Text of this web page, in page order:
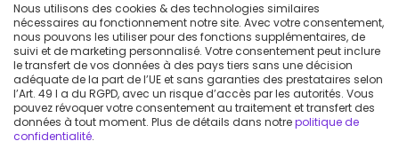
Nous utilisons des cookies & des technologies similaires
nécessaires au fonctionnement notre site. Avec votre consentement,
nous pouvons les utiliser pour des fonctions supplémentaires, de
suivi et de marketing personnalisé. Votre consentement peut inclure
le transfert de vos données à des pays tiers sans une décision
adéquate de la part de l’UE et sans garanties des prestataires selon
l’Art. 49 I a du RGPD, avec un risque d’accès par les autorités. Vous
pouvez révoquer votre consentement au traitement et transfert des
données à tout moment. Plus de détails dans notrepolitique de
confidentialité.